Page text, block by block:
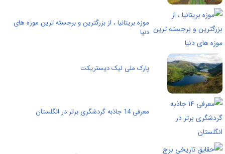
موزه بریتانیا ، از بزرگترین و برجسته ترین موزه های
دنیا
پارک ملی لیک دیستریکت
معرفی 14 جاذبه گردشگری برتر در انگلستان